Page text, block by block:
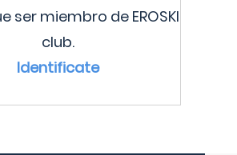
ser miembro de EROSKI
club.
Identificate